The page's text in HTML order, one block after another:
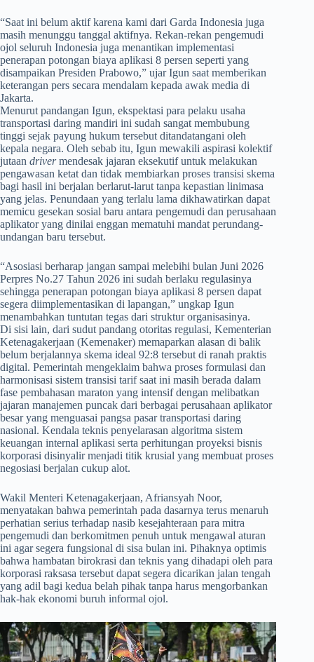
​“Saat ini belum aktif karena kami dari Garda Indonesia juga
masih menunggu tanggal aktifnya. Rekan-rekan pengemudi
ojol seluruh Indonesia juga menantikan implementasi
penerapan potongan biaya aplikasi 8 persen seperti yang
disampaikan Presiden Prabowo,” ujar Igun saat memberikan
keterangan pers secara mendalam kepada awak media di
Jakarta.
Menurut pandangan Igun, ekspektasi para pelaku usaha
transportasi daring mandiri ini sudah sangat membubung
tinggi sejak payung hukum tersebut ditandatangani oleh
kepala negara. Oleh sebab itu, Igun mewakili aspirasi kolektif
jutaan drivermendesak jajaran eksekutif untuk melakukan
pengawasan ketat dan tidak membiarkan proses transisi skema
bagi hasil ini berjalan berlarut-larut tanpa kepastian linimasa
yang jelas. Penundaan yang terlalu lama dikhawatirkan dapat
memicu gesekan sosial baru antara pengemudi dan perusahaan
aplikator yang dinilai enggan mematuhi mandat perundang-
undangan baru tersebut.
​“Asosiasi berharap jangan sampai melebihi bulan Juni 2026
Perpres No.27 Tahun 2026 ini sudah berlaku regulasinya
sehingga penerapan potongan biaya aplikasi 8 persen dapat
segera diimplementasikan di lapangan,” ungkap Igun
menambahkan tuntutan tegas dari struktur organisasinya.
Di sisi lain, dari sudut pandang otoritas regulasi, Kementerian
Ketenagakerjaan (Kemenaker) memaparkan alasan di balik
belum berjalannya skema ideal 92:8 tersebut di ranah praktis
digital. Pemerintah mengeklaim bahwa proses formulasi dan
harmonisasi sistem transisi tarif saat ini masih berada dalam
fase pembahasan maraton yang intensif dengan melibatkan
jajaran manajemen puncak dari berbagai perusahaan aplikator
besar yang menguasai pangsa pasar transportasi daring
nasional. Kendala teknis penyelarasan algoritma sistem
keuangan internal aplikasi serta perhitungan proyeksi bisnis
korporasi disinyalir menjadi titik krusial yang membuat proses
negosiasi berjalan cukup alot.
​Wakil Menteri Ketenagakerjaan, Afriansyah Noor,
menyatakan bahwa pemerintah pada dasarnya terus menaruh
perhatian serius terhadap nasib kesejahteraan para mitra
pengemudi dan berkomitmen penuh untuk mengawal aturan
ini agar segera fungsional di sisa bulan ini. Pihaknya optimis
bahwa hambatan birokrasi dan teknis yang dihadapi oleh para
korporasi raksasa tersebut dapat segera dicarikan jalan tengah
yang adil bagi kedua belah pihak tanpa harus mengorbankan
hak-hak ekonomi buruh informal ojol.